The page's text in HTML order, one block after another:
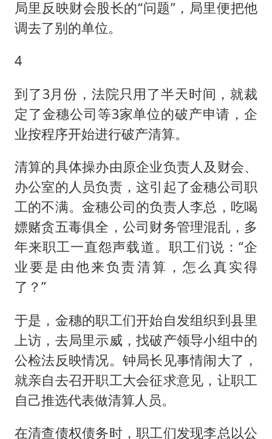
局里反映财会股长的“问题”，局里便把他
调去了别的单位。
4
到了3月份，法院只用了半天时间，就裁
定了金穗公司等3家单位的破产申请，企
业按程序开始进行破产清算。
清算的具体操办由原企业负责人及财会、
办公室的人员负责，这引起了金穗公司职
工的不满。金穗公司的负责人李总，吃喝
嫖赌贪五毒俱全，公司财务管理混乱，多
年来职工一直怨声载道。职工们说：“企
业要是由他来负责清算，怎么真实得
了？”
于是，金穗的职工们开始自发组织到县里
上访，去局里示威，找破产领导小组中的
公检法反映情况。钟局长见事情闹大了，
就亲自去召开职工大会征求意见，让职工
自己推选代表做清算人员。
在清查债权债务时，职工们发现李总以公